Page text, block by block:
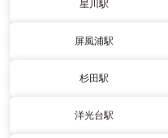
星川駅
屏風浦駅
杉田駅
洋光台駅